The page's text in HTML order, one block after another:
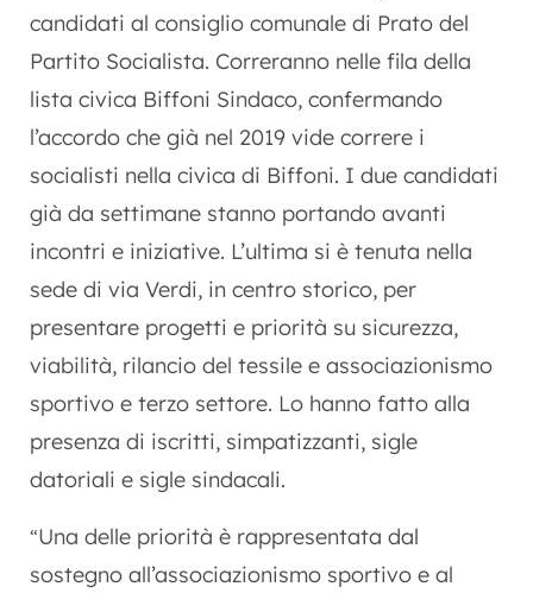
candidati al consiglio comunale di Prato del
Partito Socialista. Correranno nelle fila della
lista civica Biffoni Sindaco, confermando
l’accordo che già nel 2019 vide correre i
socialisti nella civica di Biffoni. I due candidati
già da settimane stanno portando avanti
incontri e iniziative. L’ultima si è tenuta nella
sede di via Verdi, in centro storico, per
presentare progetti e priorità su sicurezza,
viabilità, rilancio del tessile e associazionismo
sportivo e terzo settore. Lo hanno fatto alla
presenza di iscritti, simpatizzanti, sigle
datoriali e sigle sindacali.
“Una delle priorità è rappresentata dal
sostegno all’associazionismo sportivo e al